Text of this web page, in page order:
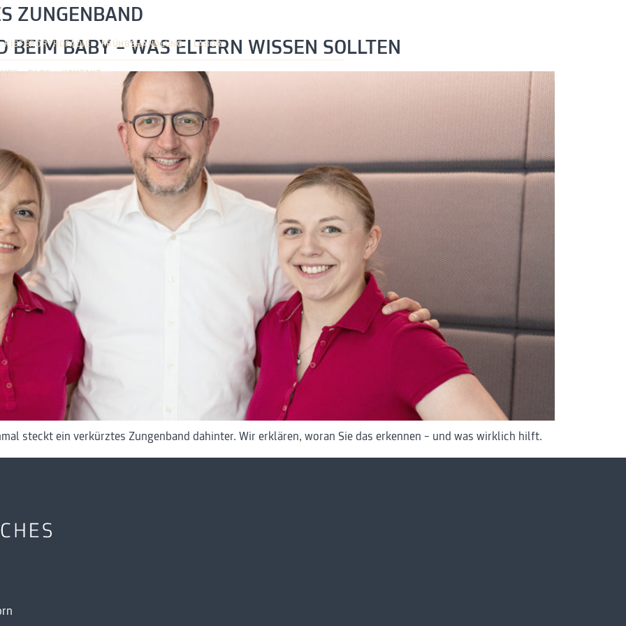
KIEFERORTHOPÄDIE FRÜHBEHANDLUNG LABOR
BLOG KONTAKT
ZUNGENBAND
BEIM BABY – WAS ELTERN WISSEN SOLLTEN
steckt ein verkürztes Zungenband dahinter. Wir erklären, woran Sie das erkennen – und was wirklich hilft.